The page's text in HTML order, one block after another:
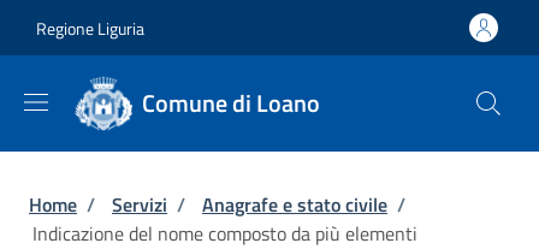
Regione Liguria
Comune di Loano
Briciole di pane
Home / Servizi / Anagrafe e stato civile /
Indicazione del nome composto da più elementi